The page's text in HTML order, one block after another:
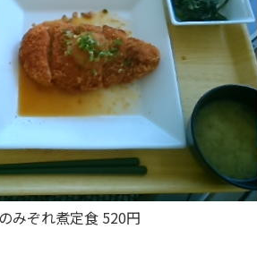
みぞれ煮定食 520円